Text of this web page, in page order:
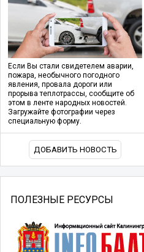
Если Вы стали свидетелем аварии,
пожара, необычного погодного
явления, провала дороги или
прорыва теплотрассы, сообщите об
этом в ленте народных новостей.
Загружайте фотографии через
специальную форму.
ДОБАВИТЬ НОВОСТЬ
ПОЛЕЗНЫЕ РЕСУРСЫ